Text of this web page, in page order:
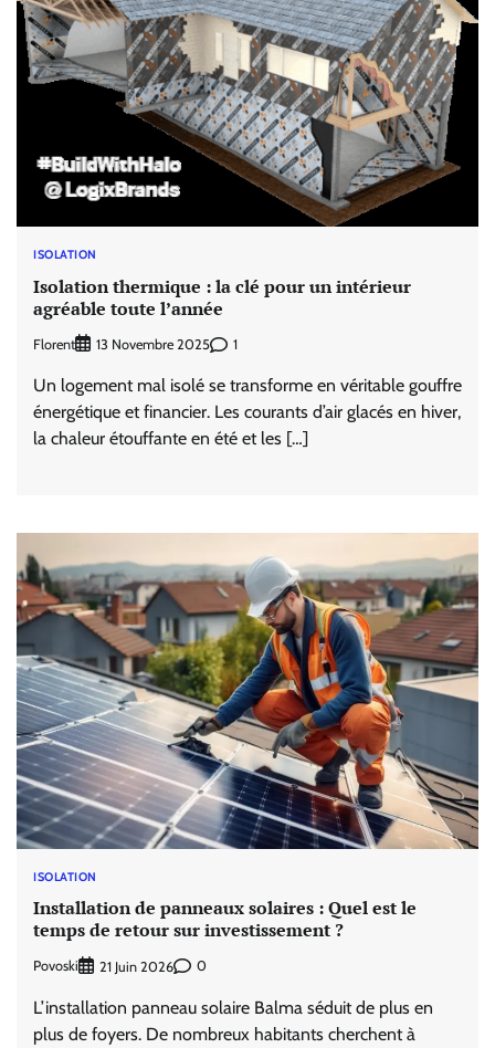
ISOLATION
Isolation thermique : la clé pour un intérieur
agréable toute l’année
Florent 13 Novembre 2025 1
Un logement mal isolé se transforme en véritable gouffre
énergétique et financier. Les courants d’air glacés en hiver,
la chaleur étouffante en été et les […]
ISOLATION
Installation de panneaux solaires : Quel est le
temps de retour sur investissement ?
Povoski 21 Juin 2026 0
L’installation panneau solaire Balma séduit de plus en
plus de foyers. De nombreux habitants cherchent à